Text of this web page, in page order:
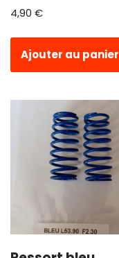
4,90 €
Ajouter au panier